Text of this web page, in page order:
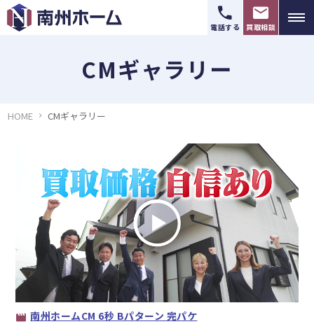
電話する 買取相談
CMギャラリー
HOME CMギャラリー
南州ホームCM 6秒 Bパターン 完パケ